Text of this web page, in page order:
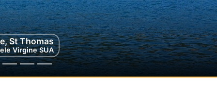
St Thomas
Virgine SUA
Saint Croix
Virgine SUA